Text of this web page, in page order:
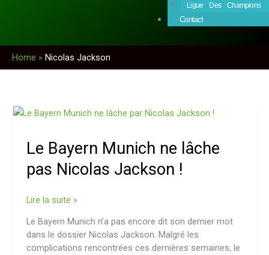
Ligue Des Champions
Contact
Home » Nicolas Jackson
Le Bayern Munich ne lâche
pas Nicolas Jackson !
Le
ne
lâche
pas
Jackson
!
Lire la suite »
Le Bayern Munich n’a pas encore dit son dernier mot
dans le dossier Nicolas Jackson. Malgré les
complications rencontrées ces dernières semaines, le